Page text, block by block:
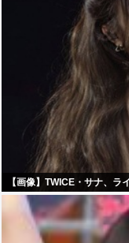
【画像】TWICE・サナ、